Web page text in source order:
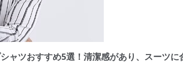
ャツおすすめ5選！清潔感があり、スーツ